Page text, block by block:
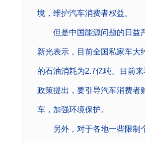
境，维护汽车消费者权益。
但是中国能源问题的日益严
新光表示，目前全国私家车大
的石油消耗为2.7亿吨。目前
政策提出，要引导汽车消费者
车，加强环境保护。
另外，对于各地一些限制个